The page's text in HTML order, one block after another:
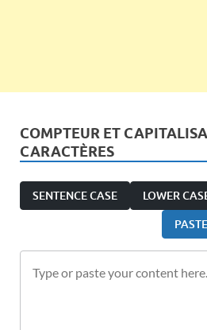
COMPTEUR ET
CARACTÈRES
SENTENCE CASE LOWER
PASTE